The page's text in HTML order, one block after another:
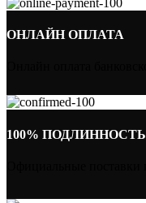
ОНЛАЙН ОПЛАТА
100% ПОДЛИННОСТЬ